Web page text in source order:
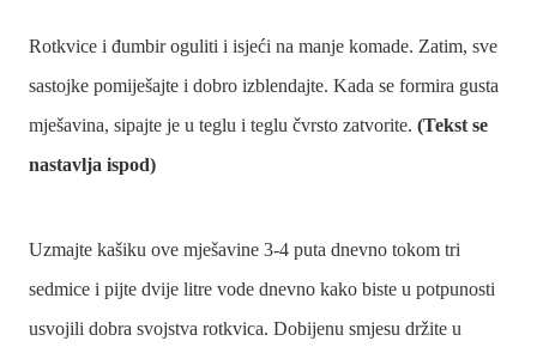
Rotkvice i đumbir oguliti i isjeći na manje komade. Zatim, sve
sastojke pomiješajte i dobro izblendajte. Kada se formira gusta
mješavina, sipajte je u teglu i teglu čvrsto zatvorite. (Tekst se
nastavlja ispod)
Uzmajte kašiku ove mješavine 3-4 puta dnevno tokom tri
sedmice i pijte dvije litre vode dnevno kako biste u potpunosti
usvojili dobra svojstva rotkvica. Dobijenu smjesu držite u